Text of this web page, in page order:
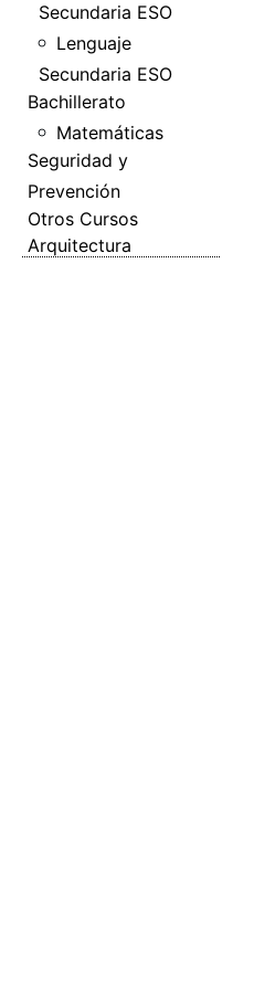
Secundaria ESO
Lenguaje
Secundaria ESO
Bachillerato
Matemáticas
Seguridad y
Prevención
Otros Cursos
Arquitectura